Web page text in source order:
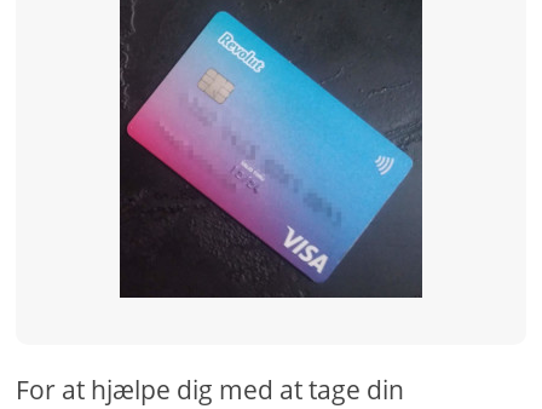
For at hjælpe dig med at tage din